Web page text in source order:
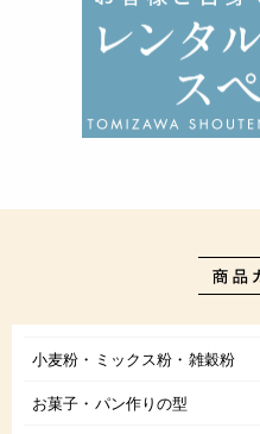
小麦粉・ミックス粉・雑穀粉
お菓子・パン作りの型